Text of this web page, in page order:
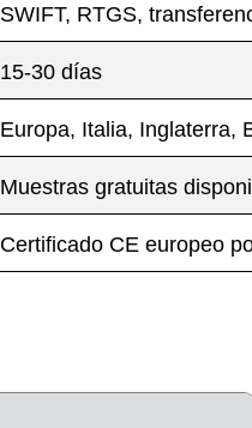
SWIFT, RTGS,
15-30 días
Europa, Italia, Inglaterra,
Muestras gratuitas
Certificado CE europeo